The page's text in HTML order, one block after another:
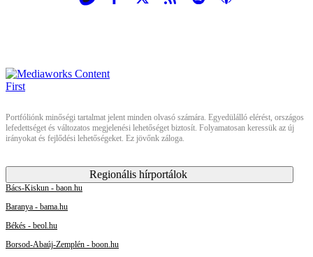
Portfóliónk minőségi tartalmat jelent minden olvasó számára. Egyedülálló elérést, országos
lefedettséget és változatos megjelenési lehetőséget biztosít. Folyamatosan keressük az új
irányokat és fejlődési lehetőségeket. Ez jövőnk záloga.
Regionális hírportálok
Bács-Kiskun - baon.hu
Baranya - bama.hu
Békés - beol.hu
Borsod-Abaúj-Zemplén - boon.hu